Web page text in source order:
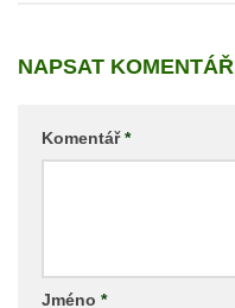
NAPSAT KOMENTÁŘ
Komentář*
Jméno *